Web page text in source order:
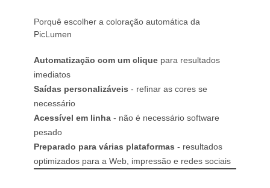
Porquê escolher a coloração automática da
PicLumen
Automatização com um clique para resultados
imediatos
Saídas personalizáveis - refinar as cores se
necessário
Acessível em linha - não é necessário software
pesado
Preparado para várias plataformas - resultados
optimizados para a Web, impressão e redes sociais